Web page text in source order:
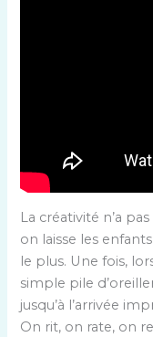
La créativité n’a
on laisse les
le plus. Une fois,
simple pile
jusqu’à l’arrivée
On rit, on rate, on